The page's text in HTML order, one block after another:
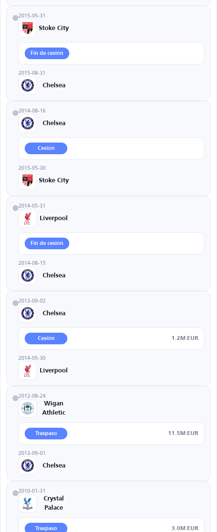
2015-05-31
Stoke City
Fin de cesión
2015-08-31
Chelsea
2014-08-16
Chelsea
Cesión
2015-05-30
Stoke City
2014-05-31
Liverpool
Fin de cesión
2014-08-15
Chelsea
2013-09-02
Chelsea
Cesión 1.2M EUR
2014-05-30
Liverpool
2012-08-24
Wigan
Athletic
Traspaso 11.5M EUR
2013-09-01
Chelsea
2010-01-31
Crystal
Palace
Traspaso 3.0M EUR